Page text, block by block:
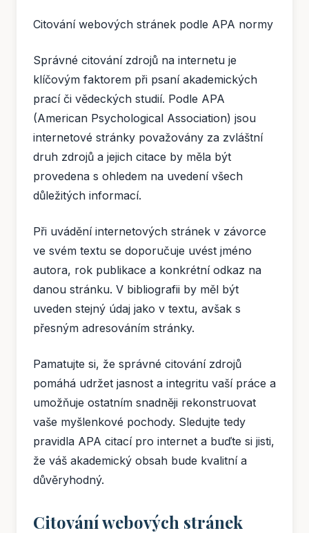
Citování webových stránek podle APA normy
Správné citování zdrojů na internetu je
klíčovým faktorem při psaní akademických
prací či vědeckých studií. Podle APA
(American Psychological Association) jsou
internetové stránky považovány za zvláštní
druh zdrojů a jejich citace by měla být
provedena s ohledem na uvedení všech
důležitých informací.
Při uvádění internetových stránek v závorce
ve svém textu se doporučuje uvést jméno
autora, rok publikace a konkrétní odkaz na
danou stránku. V bibliografii by měl být
uveden stejný údaj jako v textu, avšak s
přesným adresováním stránky.
Pamatujte si, že správné citování zdrojů
pomáhá udržet jasnost a integritu vaší práce a
umožňuje ostatním snadněji rekonstruovat
vaše myšlenkové pochody. Sledujte tedy
pravidla APA citací pro internet a buďte si jisti,
že váš akademický obsah bude kvalitní a
důvěryhodný.
Citování webových stránek